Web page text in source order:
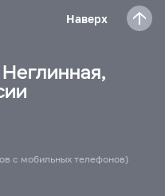
Наверх
с мобильных телефонов)